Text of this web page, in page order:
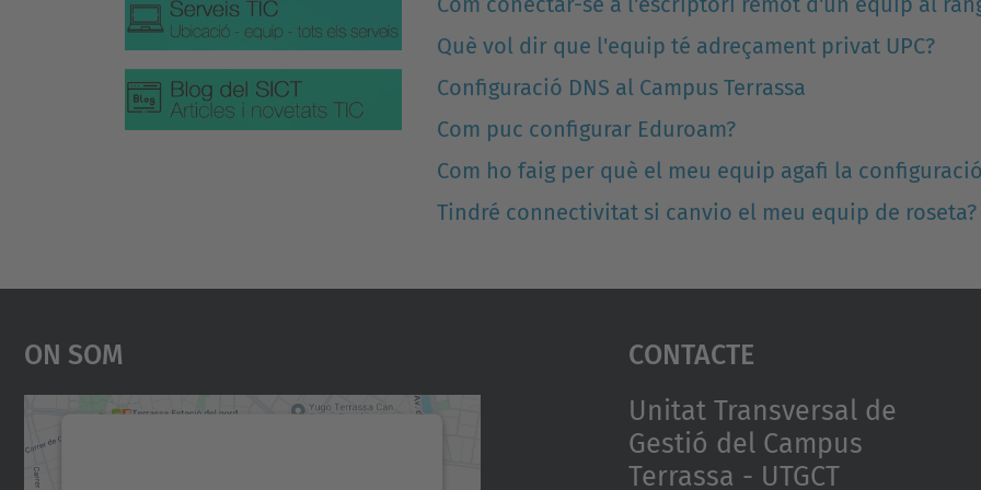
Què vol dir que l'equip té adreçament privat UPC?
Configuració DNS al Campus Terrassa
Com puc configurar Eduroam?
Com ho faig per què el meu equip agafi la configuració
Tindré connectivitat si canvio el meu equip de roseta?
On Som Contacte
Unitat Transversal de
Gestió del Campus
Terrassa - UTGCT